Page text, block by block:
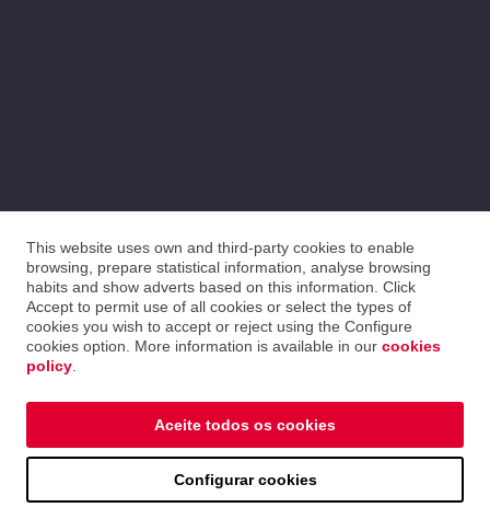
This website uses own and third-party cookies to enable
browsing, prepare statistical information, analyse browsing
habits and show adverts based on this information. Click
Accept to permit use of all cookies or select the types of
cookies you wish to accept or reject using the Configure
cookies option. More information is available in our cookies
policy
Configurar cookies
Aceite todos os cookies